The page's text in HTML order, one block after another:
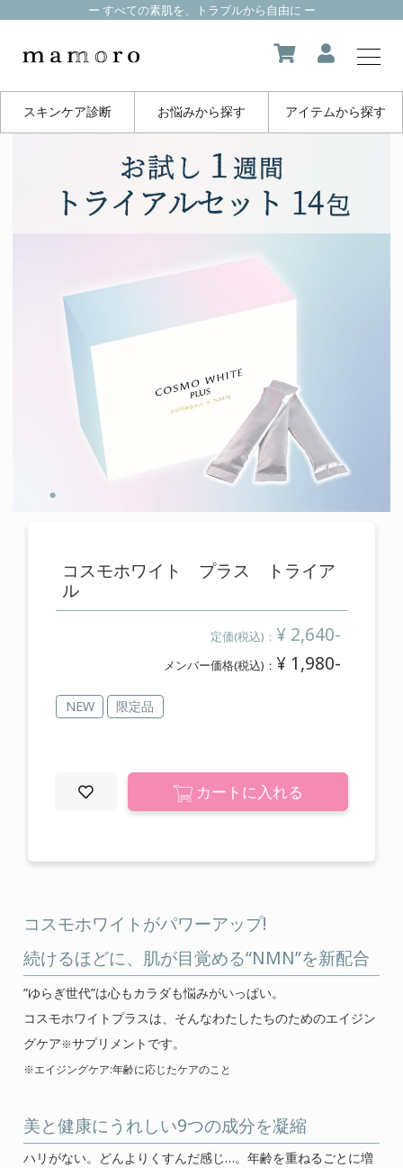
ー すべての素肌を、トラブルから自由に ー
スキンケア診断 お悩みから探す アイテムから探す
product
製品一覧
よくある質問
カートの中を見る
メンバー登録案内
特定商取引に関する表記
運営会社
0120-820-110
定休日 : 毎週 日・月・祝
コスモホワイト プラス トライア
ル
定価(税込)： ¥ 2,640-
メンバー価格(税込)： ¥ 1,980-
NEW 限定品
カートに入れる
コスモホワイトがパワーアップ!
続けるほどに、肌が目覚める“NMN”を新配合
”ゆらぎ世代”は心もカラダも悩みがいっぱい。
コスモホワイトプラスは、そんなわたしたちのためのエイジン
グケア※サプリメントです。
※エイジングケア:年齢に応じたケアのこと
美と健康にうれしい9つの成分を凝縮
ハリがない。どんよりくすんだ感じ…。年齢を重ねるごとに増